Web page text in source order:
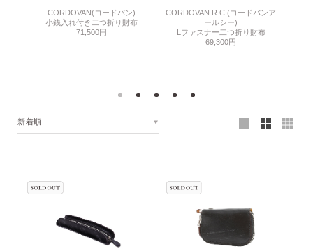
CORDOVAN(コードバン)
小銭入れ付き二つ折り財布
71,500円
CORDOVAN R.C.(コードバンア
ールシー)
Lファスナー二つ折り財布
69,300円
新着順